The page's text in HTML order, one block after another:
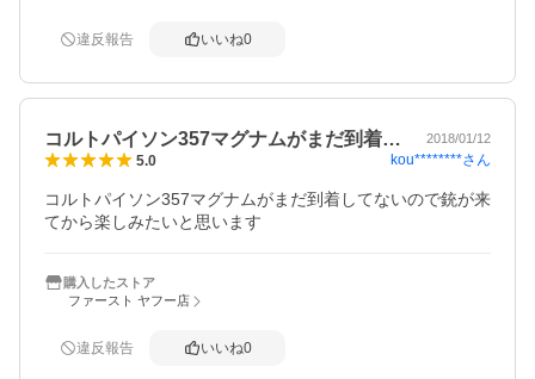
違反報告 いいね0
コルトパイソン357マグナムがまだ到着… 2018/01/12
5.0 kou********さん
コルトパイソン357マグナムがまだ到着してないので銃が来
てから楽しみたいと思います
購入したストア
ファースト ヤフー店
違反報告 いいね0